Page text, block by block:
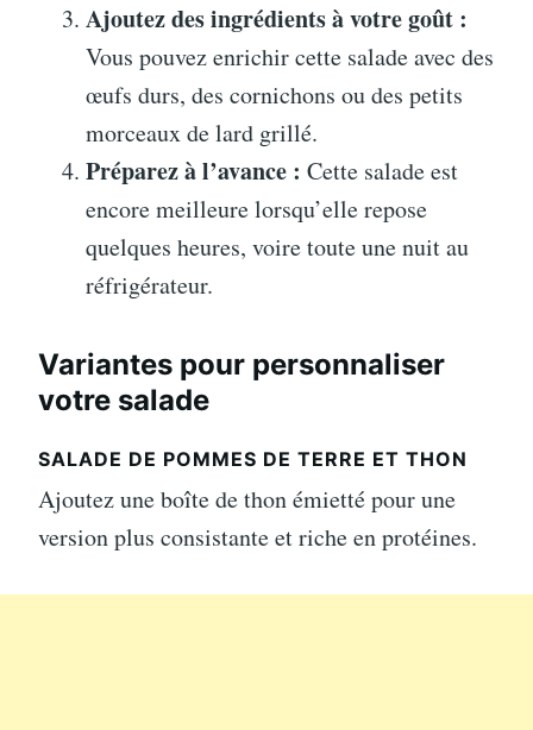
Ajoutez des ingrédients à votre goût :
Vous pouvez enrichir cette salade avec des
œufs durs, des cornichons ou des petits
morceaux de lard grillé.
Préparez à l’avance : Cette salade est
encore meilleure lorsqu’elle repose
quelques heures, voire toute une nuit au
réfrigérateur.
Variantes pour personnaliser
votre salade
SALADE DE POMMES DE TERRE ET THON
Ajoutez une boîte de thon émietté pour une
version plus consistante et riche en protéines.